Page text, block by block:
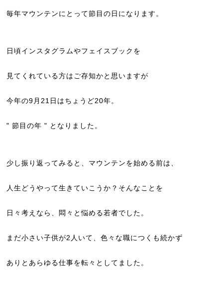
毎年マウンテンにとって節目の日になります。
日頃インスタグラムやフェイスブックを
見てくれている方はご存知かと思いますが
今年の9月21日はちょうど20年。
" 節目の年 " となりました。
少し振り返ってみると、マウンテンを始める前は、
人生どうやって生きていこうか？そんなことを
日々考えなら、悶々と悩める若者でした。
まだ小さい子供が2人いて、色々な職につくも続かず
ありとあらゆる仕事を転々としてました。